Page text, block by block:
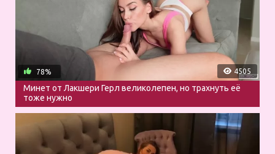
4505
78%
Минет от Лакшери Герл великолепен, но трахнуть её
тоже нужно